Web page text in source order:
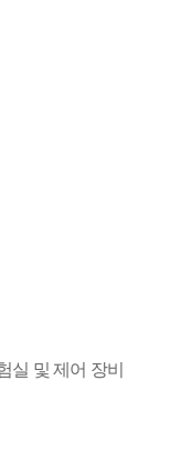
실 및 제어 장비